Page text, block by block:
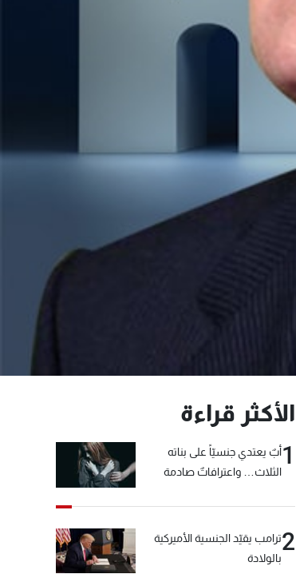
الأكثر قراءة
1أبٌ يعتدي جنسيّاً على بناته
الثلاث… واعترافاتٌ صادمة
2ترامب يقيّد الجنسية الأميركية
بالولادة